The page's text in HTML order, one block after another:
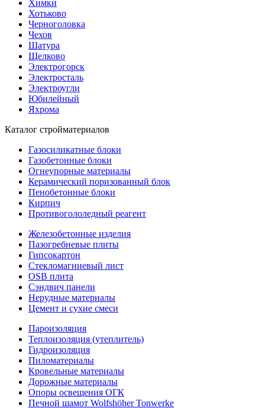
Химки
Хотьково
Черноголовка
Чехов
Шатура
Щелково
Электрогорск
Электросталь
Электроугли
Юбилейный
Яхрома
Каталог стройматериалов
Газосиликатные блоки
Газобетонные блоки
Огнеупорные материалы
Керамический поризованный блок
Пенобетонные блоки
Кирпич
Противогололедный реагент
Железобетонные изделия
Пазогребневые плиты
Гипсокартон
Стекломагниевый лист
OSB плита
Сэндвич панели
Нерудные материалы
Цемент и сухие смеси
Пароизоляция
Теплоизоляция (утеплитель)
Гидроизоляция
Пиломатериалы
Кровельные материалы
Дорожные материалы
Опоры освещения ОГК
Печной шамот Wolfshöher Tonwerke